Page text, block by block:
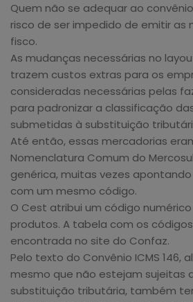
Quem não se adequar ao
risco de ser impedido de emitir as
fisco.
As mudanças necessárias no
trazem custos extras para os
consideradas necessárias pelas
para padronizar a classificação
submetidas à substituição
Até então, essas mercadorias
Nomenclatura Comum do
genérica, muitas vezes
com um mesmo código.
O Cest atribui um código
produtos. A tabela com os
encontrada no site do Confaz.
Pelo texto do Convênio ICMS 146,
mesmo que não estejam sujeitas
substituição tributária, também